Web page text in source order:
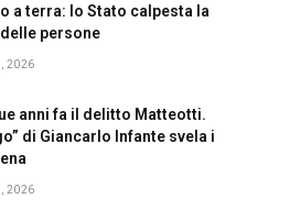
a terra: lo Stato calpesta la
persone
2026
anni fa il delitto Matteotti.
di Giancarlo Infante svela i
2026